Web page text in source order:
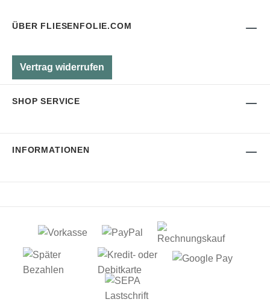
ÜBER FLIESENFOLIE.COM
Vertrag widerrufen
SHOP SERVICE
INFORMATIONEN